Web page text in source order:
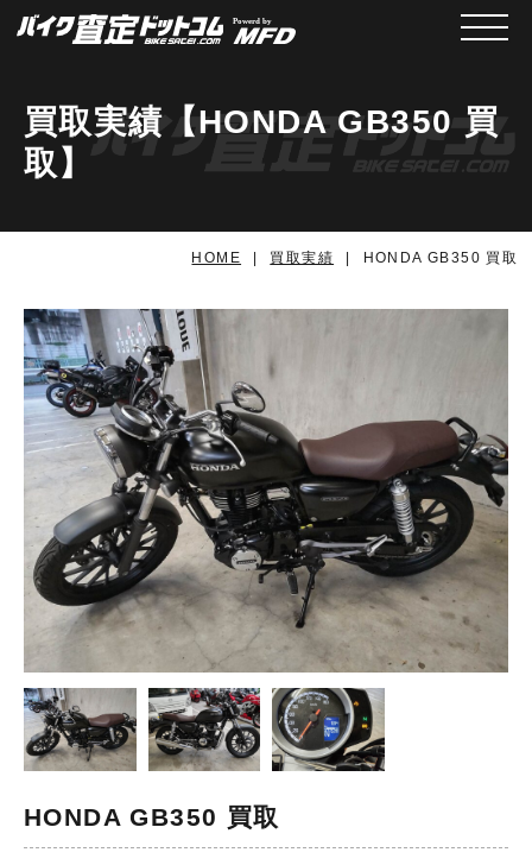
メニ
買取実績【HONDA GB350 買
取】
HOME 買取実績 HONDA GB350 買取
HONDA GB350 買取